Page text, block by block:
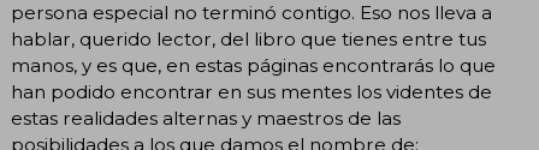
persona especial no terminó contigo. Eso nos lleva a
hablar, querido lector, del libro que tienes entre tus
manos, y es que, en estas páginas encontrarás lo que
han podido encontrar en sus mentes los videntes de
estas realidades alternas y maestros de las
posibilidades a los que damos el nombre de: